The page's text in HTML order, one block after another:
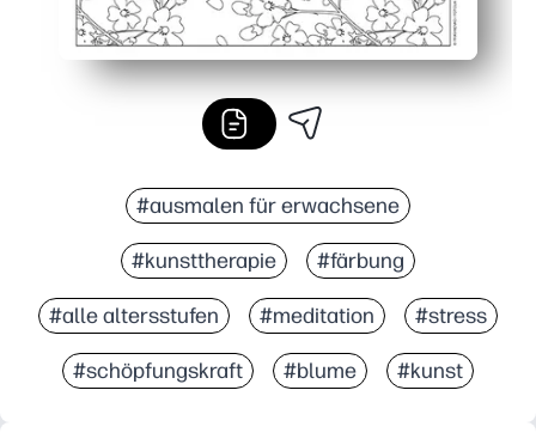
#ausmalen für erwachsene
#kunsttherapie #färbung
#alle altersstufen #meditation #stress
#schöpfungskraft #blume #kunst